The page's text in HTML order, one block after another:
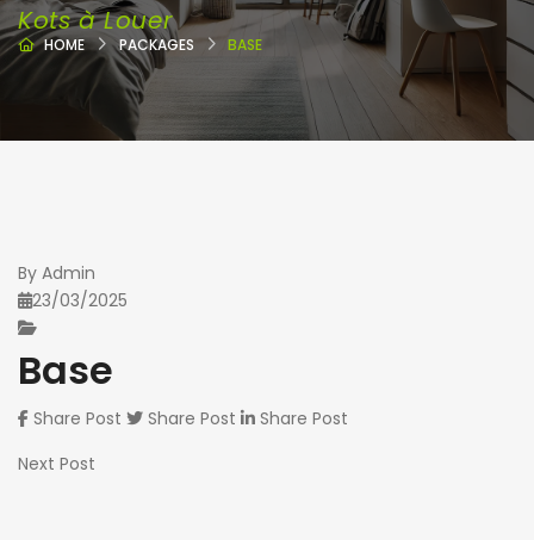
Kots à Louer
HOME PACKAGES BASE
By Admin
23/03/2025
Base
Share Post Share Post
Share Post
Next Post